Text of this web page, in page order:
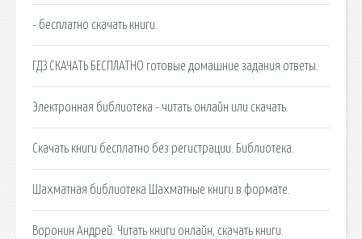
- бесплатно скачать книги.
ГДЗ СКАЧАТЬ БЕСПЛАТНО готовые домашние задания ответы.
Электронная библиотека - читать онлайн или скачать.
Скачать книги бесплатно без регистрации. Библиотека.
Шахматная библиотека Шахматные книги в формате.
Воронин Андрей. Читать книги онлайн, скачать книги.